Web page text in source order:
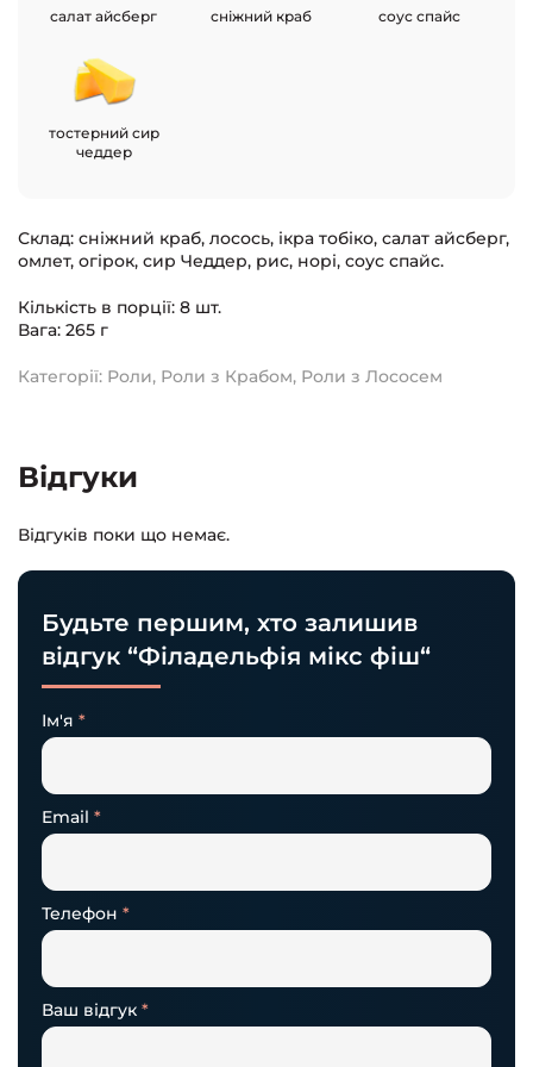
салат айсберг сніжний краб соус спайс
тостерний сир
чеддер
Склад: сніжний краб, лосось, ікра тобіко, салат айсберг,
омлет, огірок, сир Чеддер, рис, норі, соус спайс.
Кількість в порції: 8 шт.
Вага: 265 г
Категорії: Роли, Роли з Крабом, Роли з Лососем
Відгуки
Відгуків поки що немає.
Будьте першим, хто залишив
відгук “Філадельфія мікс фіш“
Ім'я *
Email *
Телефон *
Ваш відгук *